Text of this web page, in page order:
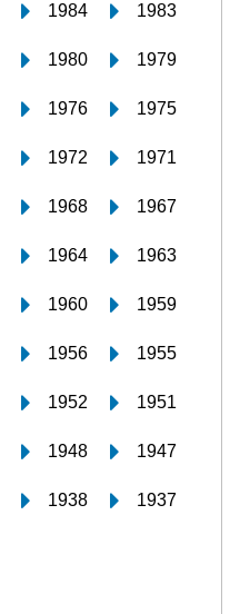
1984 1983
1980 1979
1976 1975
1972 1971
1968 1967
1964 1963
1960 1959
1956 1955
1952 1951
1948 1947
1938 1937